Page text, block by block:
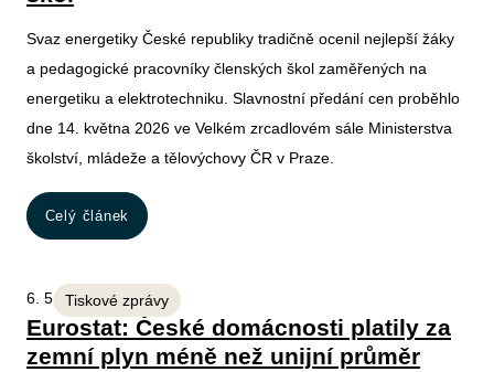
Svaz energetiky České republiky tradičně ocenil nejlepší žáky
a pedagogické pracovníky členských škol zaměřených na
energetiku a elektrotechniku. Slavnostní předání cen proběhlo
dne 14. května 2026 ve Velkém zrcadlovém sále Ministerstva
školství, mládeže a tělovýchovy ČR v Praze.
Celý článek
Tiskové zprávy
6. 5. 2026
Eurostat: České domácnosti platily za
zemní plyn méně než unijní průměr